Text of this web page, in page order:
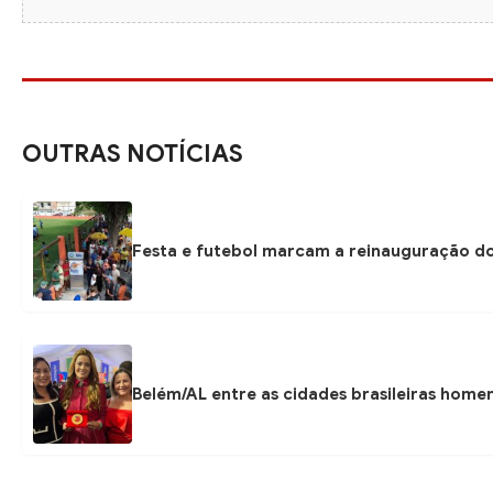
OUTRAS NOTÍCIAS
Festa e futebol marcam a reinauguração
Belém/AL entre as cidades brasileiras